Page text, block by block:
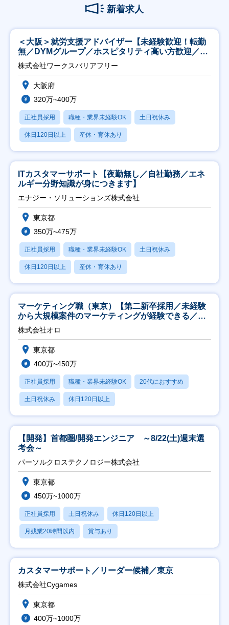
新着求人
＜大阪＞就労支援アドバイザー【未経験歓迎！転勤
無／DYMグループ／ホスピタリティ高い方歓迎／土
日祝】
株式会社ワークスバリアフリー
大阪府
320万~400万
正社員採用 職種・業界未経験OK 土日祝休み
休日120日以上 産休・育休あり
ITカスタマーサポート【夜勤無し／自社勤務／エネ
ルギー分野知識が身につきます】
エナジー・ソリューションズ株式会社
東京都
350万~475万
正社員採用 職種・業界未経験OK 土日祝休み
休日120日以上 産休・育休あり
マーケティング職（東京）【第二新卒採用／未経験
から大規模案件のマーケティングが経験できる／研
修充実】
株式会社オロ
東京都
400万~450万
正社員採用 職種・業界未経験OK 20代におすすめ
土日祝休み 休日120日以上
【開発】首都圏/開発エンジニア ～8/22(土)週末選
考会～
パーソルクロステクノロジー株式会社
東京都
450万~1000万
正社員採用 土日祝休み 休日120日以上
月残業20時間以内 賞与あり
カスタマーサポート／リーダー候補／東京
株式会社Cygames
東京都
400万~1000万